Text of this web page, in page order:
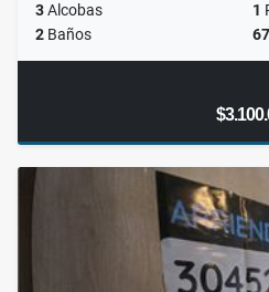
3Alcobas 1
2 Baños 67